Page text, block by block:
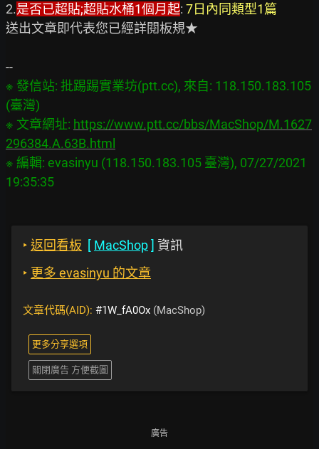
2.是否已超貼;超貼水桶1個月起: 7日內同類型1篇
送出文章即代表您已經詳閱板規★
※ 發信站: 批踢踢實業坊(ptt.cc), 來自: 118.150.183.105
(臺灣)
※ 文章網址: https://www.ptt.cc/bbs/MacShop/M.1627
296384.A.63B.html
※ 編輯: evasinyu (118.150.183.105 臺灣), 07/27/2021
‣ 返回看板 [ MacShop] 資訊
‣ 更多 evasinyu 的文章
文章代碼(AID): #1W_fA0Ox (MacShop)
更多分享選項
關閉廣告 方便截圖
廣告